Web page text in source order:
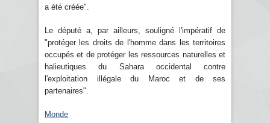
a été créée".
Le député a, par ailleurs, souligné l'impératif de
"protéger les droits de l'homme dans les territoires
occupés et de protéger les ressources naturelles et
halieutiques du Sahara occidental contre
l'exploitation illégale du Maroc et de ses
partenaires".
Monde